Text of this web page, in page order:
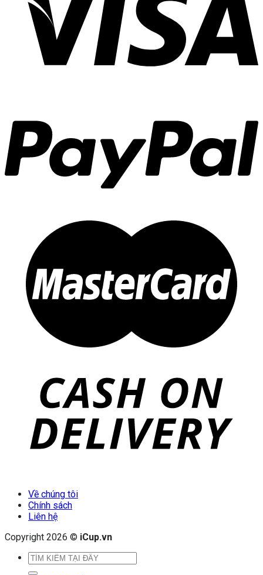
Về chúng tôi
Chính sách
Liên hệ
Copyright 2026 © iCup.vn
Tìm
kiếm: